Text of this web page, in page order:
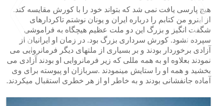
هیچ پارسی یافت نمی شد که بتواند خود را با کورش مقایسه کند.
از اینرو من کتابم را درباره ایران و یونان نوشتم تاکردارهای
شگفت انگیز و بزرگ این دو ملت عظیم هیچگاه به فراموشی
سپرده نشود. کورش سرداری بزرگ بود. در زمان او ایرانیان از
آزادی برخوردار بودند و بر بسیاری از ملتهای دیگر فرمانروایی می
نمودند بعلاوه او به همه مللی که زیر فرمانروایی او بودند آزادی می
بخشید و همه او را ستایش مینمودند .سربازان او پیوسته برای وی
آماده جانفشانی بودند و به خاطر او از هر خطری استقبال میکردند.
<
>